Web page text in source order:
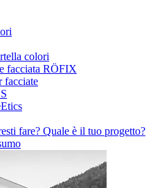
colori
facciata RÖFIX
facciate
fare? Quale è il tuo progetto?